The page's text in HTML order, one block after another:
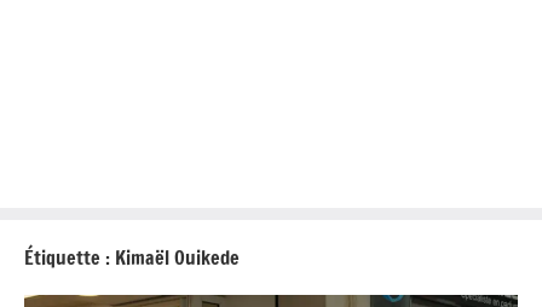
Étiquette : Kimaël Ouikede